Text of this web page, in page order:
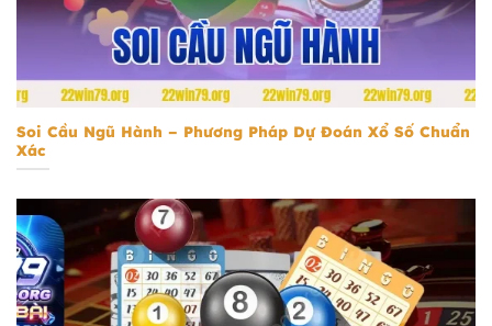
Soi Cầu Ngũ Hành
Soi Cầu Ngũ Hành – Phương Pháp Dự Đoán Xổ Số Chuẩn
Xác